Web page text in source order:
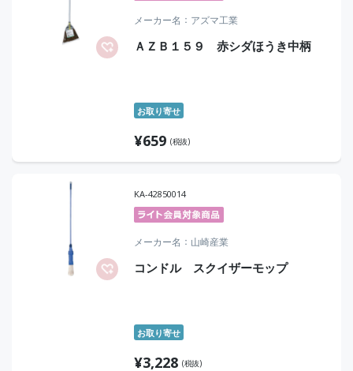
メーカー名 アズマ工業
ＡＺＢ１５９ 赤シダほうき中柄
お取り寄せ
¥659 (税抜)
KA-42850014
メーカー名 山崎産業
コンドル スクイザーモップ
お取り寄せ
¥3,228 (税抜)